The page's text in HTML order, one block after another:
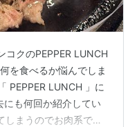
コクのPEPPER LUNCH
を食べるか悩んでしま
PEPPER LUNCH 」に
も何回か紹介してい
まうのでお肉系で何